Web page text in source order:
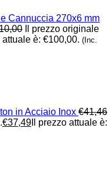
Cannuccia 270x6 mm
Il prezzo originale
attuale è: €100,00. (Inc.
in Acciaio Inox €41,46
€37,49 Il prezzo attuale è: